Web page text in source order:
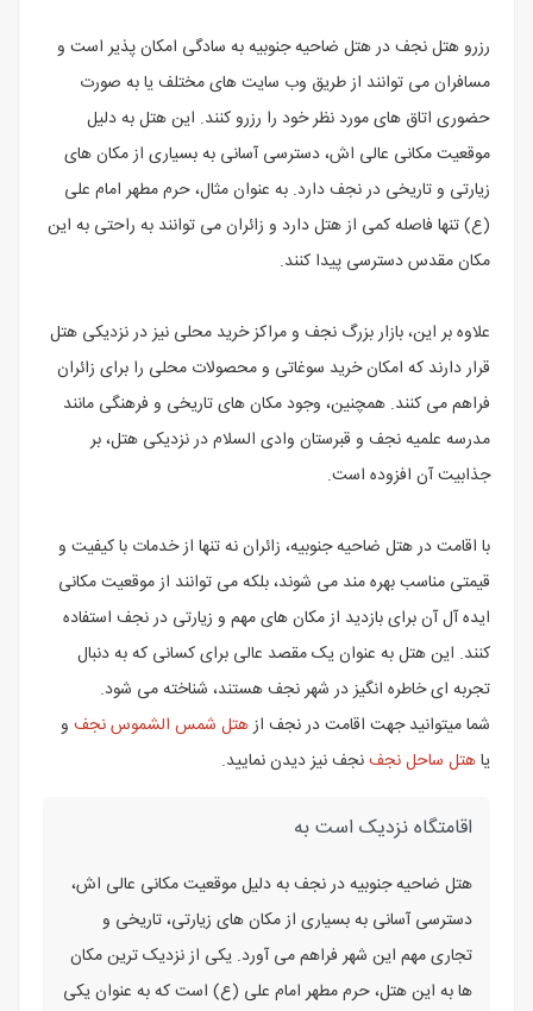
رزرو هتل نجف در هتل ضاحیه جنوبیه به سادگی امکان پذیر است و
مسافران می توانند از طریق وب سایت های مختلف یا به صورت
حضوری اتاق های مورد نظر خود را رزرو کنند. این هتل به دلیل
موقعیت مکانی عالی اش، دسترسی آسانی به بسیاری از مکان های
زیارتی و تاریخی در نجف دارد. به عنوان مثال، حرم مطهر امام علی
(ع) تنها فاصله کمی از هتل دارد و زائران می توانند به راحتی به این
مکان مقدس دسترسی پیدا کنند.
علاوه بر این، بازار بزرگ نجف و مراکز خرید محلی نیز در نزدیکی هتل
قرار دارند که امکان خرید سوغاتی و محصولات محلی را برای زائران
فراهم می کنند. همچنین، وجود مکان های تاریخی و فرهنگی مانند
مدرسه علمیه نجف و قبرستان وادی السلام در نزدیکی هتل، بر
جذابیت آن افزوده است.
با اقامت در هتل ضاحیه جنوبیه، زائران نه تنها از خدمات با کیفیت و
قیمتی مناسب بهره مند می شوند، بلکه می توانند از موقعیت مکانی
ایده آل آن برای بازدید از مکان های مهم و زیارتی در نجف استفاده
کنند. این هتل به عنوان یک مقصد عالی برای کسانی که به دنبال
تجربه ای خاطره انگیز در شهر نجف هستند، شناخته می شود.
شما میتوانید جهت اقامت در نجف ازهتل شمس الشموس نجف و
یاهتل ساحل نجفنجف نیز دیدن نمایید.
اقامتگاه نزدیک است به
هتل ضاحیه جنوبیه در نجف به دلیل موقعیت مکانی عالی اش،
دسترسی آسانی به بسیاری از مکان های زیارتی، تاریخی و
تجاری مهم این شهر فراهم می آورد. یکی از نزدیک ترین مکان
ها به این هتل، حرم مطهر امام علی (ع) است که به عنوان یکی